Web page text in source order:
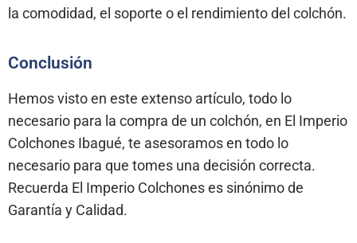
la comodidad, el soporte o el rendimiento del colchón.
Conclusión
Hemos visto en este extenso artículo, todo lo
necesario para la compra de un colchón, en El Imperio
Colchones Ibagué, te asesoramos en todo lo
necesario para que tomes una decisión correcta.
Recuerda El Imperio Colchones es sinónimo de
Garantía y Calidad.